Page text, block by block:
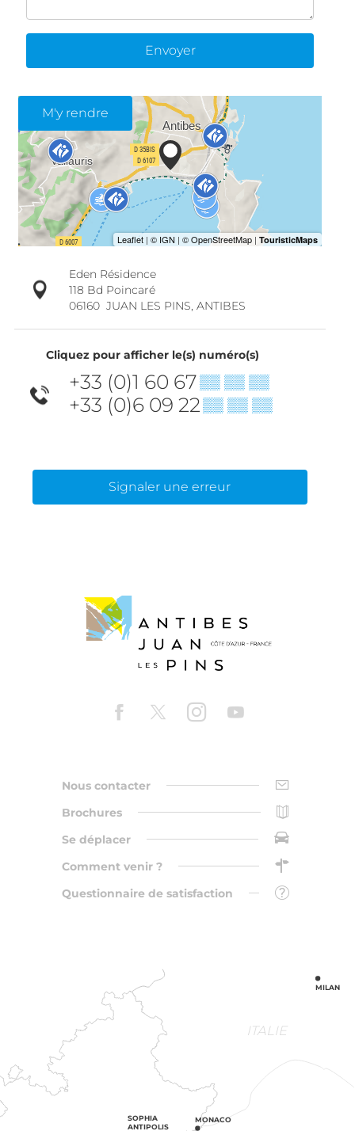
Envoyer
M'y rendre
Eden Résidence
118 Bd Poincaré
06160 JUAN LES PINS, ANTIBES
Cliquez pour afficher le(s) numéro(s)
+33 (0)1 60 67▒▒ ▒▒ ▒▒
+33 (0)6 09 22▒▒ ▒▒ ▒▒
Signaler une erreur
Nous contacter
Brochures
Se déplacer
Comment venir ?
Questionnaire de satisfaction
ITALIE
SOPHIA
ANTIPOLIS
MONACO
MILAN